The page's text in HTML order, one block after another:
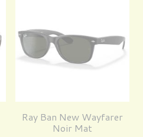
Ray Ban New Wayfarer
Noir Mat